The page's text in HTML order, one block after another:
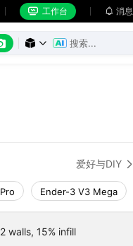
 工作台  消息
 
爱好与DIY 
Ender-3 V3 Mega
walls, 15% infill